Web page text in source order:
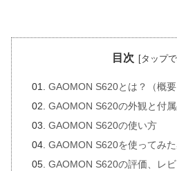
目次
GAOMON S620とは？（概要
GAOMON S620の外観と付
GAOMON S620の使い方
GAOMON S620を使ってみ
GAOMON S620の評価、レ